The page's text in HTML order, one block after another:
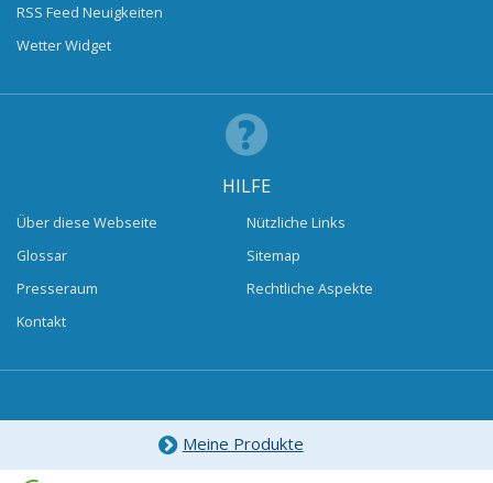
RSS Feed Neuigkeiten
Wetter Widget
HILFE
Über diese Webseite
Glossar
Presseraum
Kontakt
Nützliche Links
Sitemap
Rechtliche Aspekte
Meine Produkte